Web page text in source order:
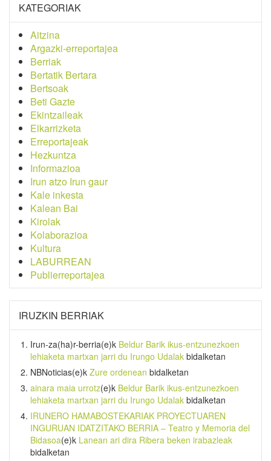
KATEGORIAK
Aitzina
Argazki-erreportajea
Berriak
Bertatik Bertara
Bertsoak
Beti Gazte
Ekintzaileak
Elkarrizketa
Erreportajeak
Hezkuntza
Informazioa
Irun atzo Irun gaur
Kale inkesta
Kalean Bai
Kirolak
Kolaborazioa
Kultura
LABURREAN
Publierreportajea
IRUZKIN BERRIAK
Irun-za(ha)r-berria(e)k Beldur Barik ikus-entzunezkoen
lehiaketa martxan jarri du Irungo Udalak bidalketan
NBNoticias(e)k Zure ordenean bidalketan
ainara maia urrotz(e)k Beldur Barik ikus-entzunezkoen
lehiaketa martxan jarri du Irungo Udalak bidalketan
IRUNERO HAMABOSTEKARIAK PROYECTUAREN
INGURUAN IDATZITAKO BERRIA – Teatro y Memoria del
Bidasoa(e)k Lanean ari dira Ribera beken irabazleak
bidalketan